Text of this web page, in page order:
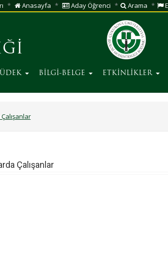
Anasayfa Aday Öğrenci Arama
BİLGİ-BELGE ETKİNLİKLER
Çalışanlar